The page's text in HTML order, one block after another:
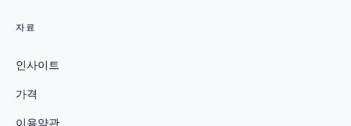
자료
인사이트
가격
이용약관